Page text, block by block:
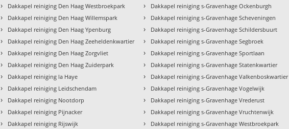
› Dakkapel reiniging Den Haag Westbroekpark
› Dakkapel reiniging Den Haag Willemspark
› Dakkapel reiniging Den Haag Ypenburg
› Dakkapel reiniging Den Haag Zeeheldenkwartier
› Dakkapel reiniging Den Haag Zorgvliet
› Dakkapel reiniging Den Haag Zuiderpark
› Dakkapel reiniging la Haye
› Dakkapel reiniging Leidschendam
› Dakkapel reiniging Nootdorp
› Dakkapel reiniging Pijnacker
› Dakkapel reiniging Rijswijk
› Dakkapel reiniging s-Gravenhage Ockenburgh
› Dakkapel reiniging s-Gravenhage Scheveningen
› Dakkapel reiniging s-Gravenhage Schildersbuurt
› Dakkapel reiniging s-Gravenhage Segbroek
› Dakkapel reiniging s-Gravenhage Sportlaan
› Dakkapel reiniging s-Gravenhage Statenkwartier
› Dakkapel reiniging s-Gravenhage Valkenboskwartier
› Dakkapel reiniging s-Gravenhage Vogelwijk
› Dakkapel reiniging s-Gravenhage Vrederust
› Dakkapel reiniging s-Gravenhage Vruchtenwijk
› Dakkapel reiniging s-Gravenhage Westbroekpark